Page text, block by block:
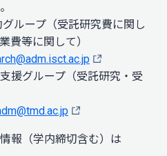
ループ（受託研究費に関し
費等に関して）
援グループ（受託研究・受
報（学内締切含む）は